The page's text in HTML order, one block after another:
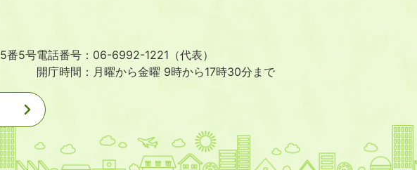
番5号電話番号：06-6992-1221（代表）
開庁時間：月曜から金曜 9時から17時30分まで